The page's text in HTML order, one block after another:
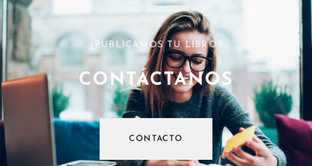
¿PUBLICAMOS TU LIBRO?
CONTÁCTANOS
CONTACTO